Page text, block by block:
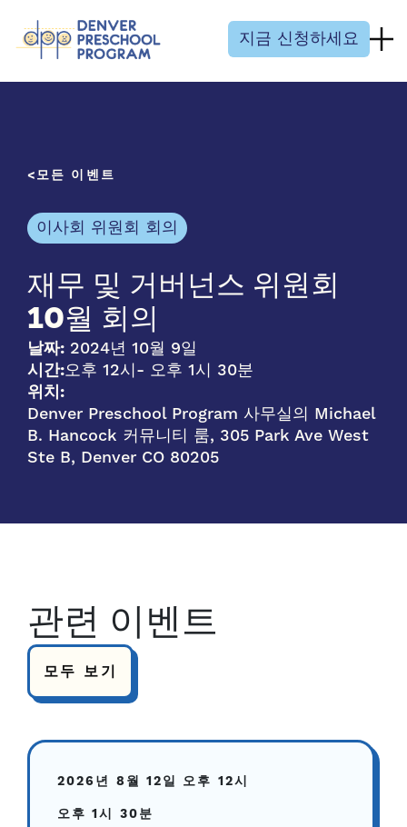
지금 신청하세요
모든 이벤트
이사회 위원회 회의
재무 및 거버넌스 위원회
10월 회의
날짜: 2024년 10월 9일
시간:오후 12시- 오후 1시 30분
위치:
Denver Preschool Program 사무실의 Michael
B. Hancock 커뮤니티 룸, 305 Park Ave West
Ste B, Denver CO 80205
관련 이벤트
모두 보기
2026년 8월 12일 오후 12시
오후 1시 30분